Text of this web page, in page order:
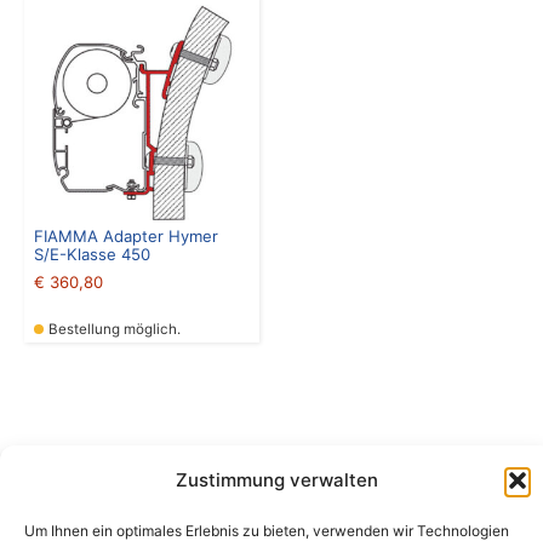
Zustimmung verwalten
Um Ihnen ein optimales Erlebnis zu bieten, verwenden wir Technologien
FIAMMA Adapter Hymer
S/E-Klasse 450
€ 360,80
Bestellung möglich.
Camping Bergler GmbH